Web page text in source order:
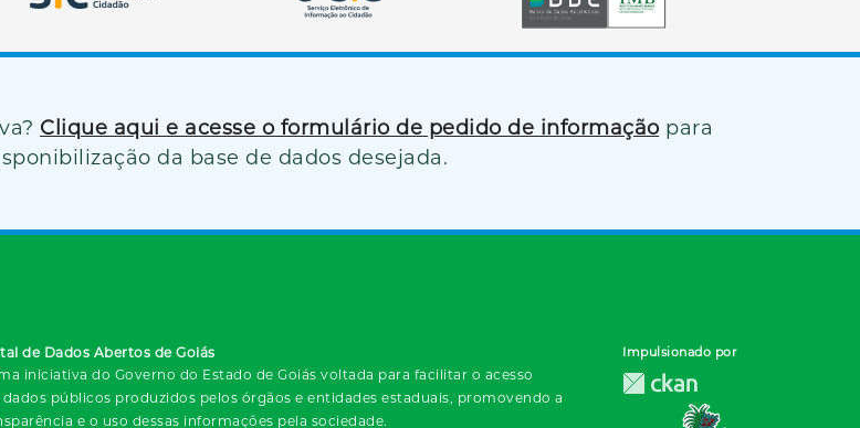
Clique aqui e acesse o formulário de pedido de informação para
da base de dados desejada.
de Dados Abertos de Goiás
iniciativa do Governo do Estado de Goiás voltada para facilitar o acesso
dados públicos produzidos pelos órgãos e entidades estaduais, promovendo a
e o uso dessas informações pela sociedade.
Impulsionado por